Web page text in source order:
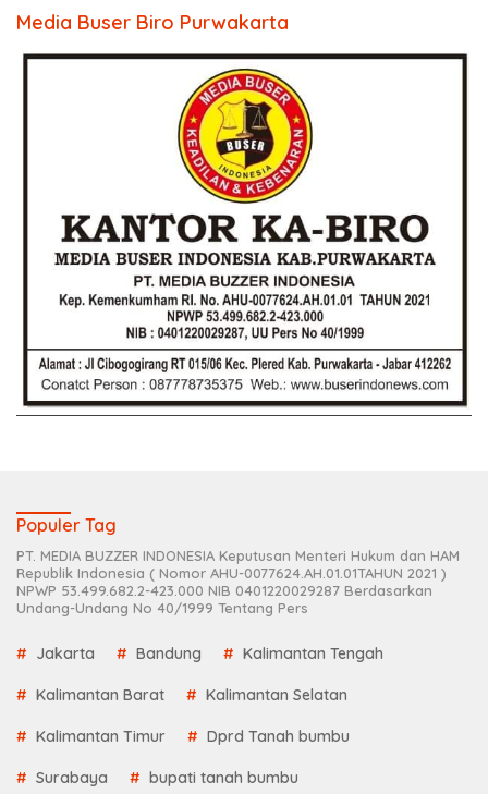
Media Buser Biro Purwakarta
Populer Tag
PT. MEDIA BUZZER INDONESIA Keputusan Menteri Hukum dan HAM
Republik Indonesia ( Nomor AHU-0077624.AH.01.01TAHUN 2021 )
NPWP 53.499.682.2-423.000 NIB 0401220029287 Berdasarkan
Undang-Undang No 40/1999 Tentang Pers
Jakarta Bandung Kalimantan Tengah
Kalimantan Barat Kalimantan Selatan
Kalimantan Timur Dprd Tanah bumbu
Surabaya bupati tanah bumbu